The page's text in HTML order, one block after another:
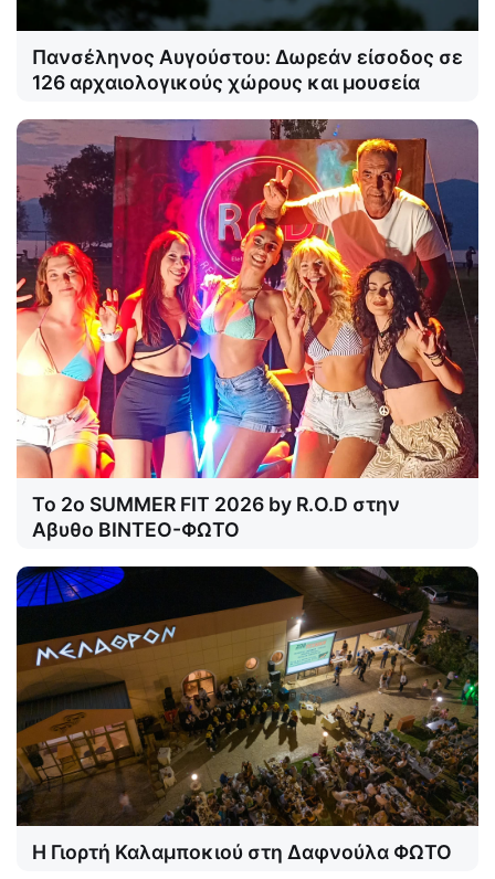
Πανσέληνος Αυγούστου: Δωρεάν είσοδος σε
126 αρχαιολογικούς χώρους και μουσεία
Το 2o SUMMER FIT 2026 by R.O.D στην
Αβυθο ΒΙΝΤΕΟ-ΦΩΤΟ
Η Γιορτή Καλαμποκιού στη Δαφνούλα ΦΩΤΟ